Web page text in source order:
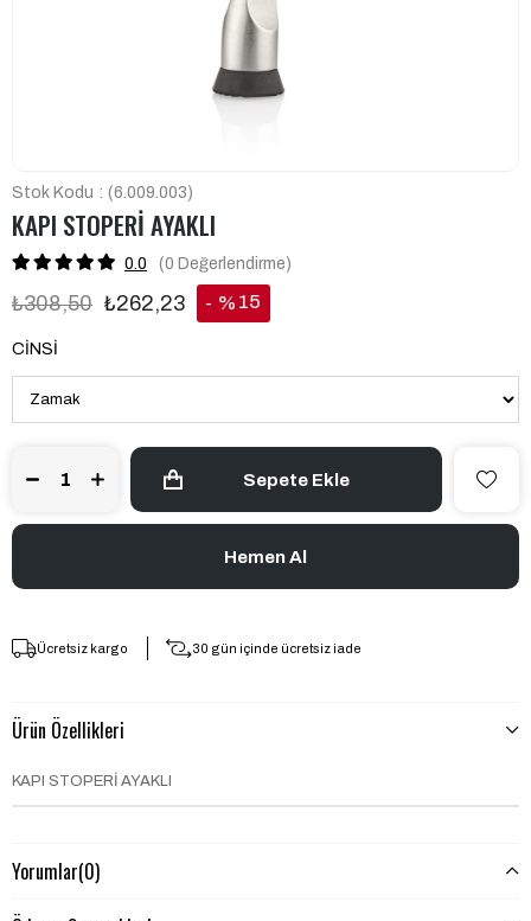
Stok Kodu (6.009.003)
KAPI STOPERİ AYAKLI
0.0 (0 Değerlendirme)
₺308,50 ₺262,23 % 15
CİNSİ
Ücretsiz kargo 30 gün içinde ücretsiz iade
Ürün Özellikleri
KAPI STOPERİ AYAKLI
Yorumlar(0)